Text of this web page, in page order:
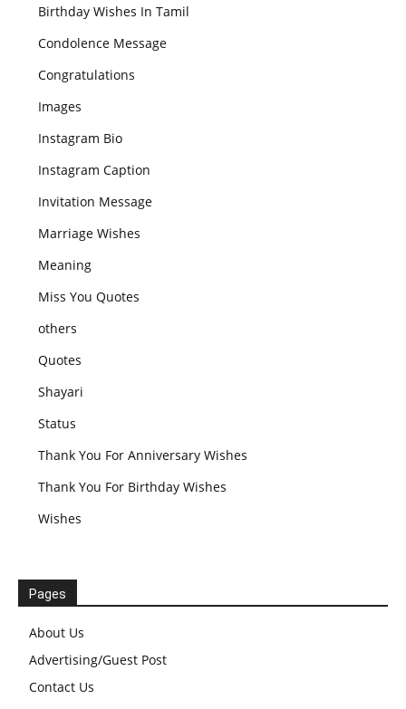
Birthday Wishes In Tamil
Condolence Message
Congratulations
Images
Instagram Bio
Instagram Caption
Invitation Message
Marriage Wishes
Meaning
Miss You Quotes
others
Quotes
Shayari
Status
Thank You For Anniversary Wishes
Thank You For Birthday Wishes
Wishes
Pages
About Us
Advertising/Guest Post
Contact Us